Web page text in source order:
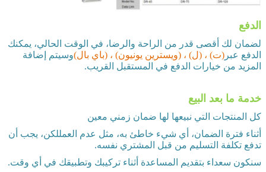
الدفع
لضمان لك أقصى قدر من الراحة والرضا، في الوقت الحالي، يمكنك
الدفع عبر (ت) ، (ل) ، (ويسترين يونيون) ، (باي بال)وسيتم إضافة
المزيد من خيارات الدفع في المستقبل القريب.
خدمة ما بعد البيع
كل المنتجات التي نبيعها لها ضمان زمني معين
أثناء فترة الضمان، أي شيء خاطئ به، مثل عدم العمللكن، يجب أن
تدفع تكلفة التسليم من قبل المشتري نفسه.
سنكون سعداء بتقديم المساعدة أثناء تركيبك وتطبيقك في أي وقت.